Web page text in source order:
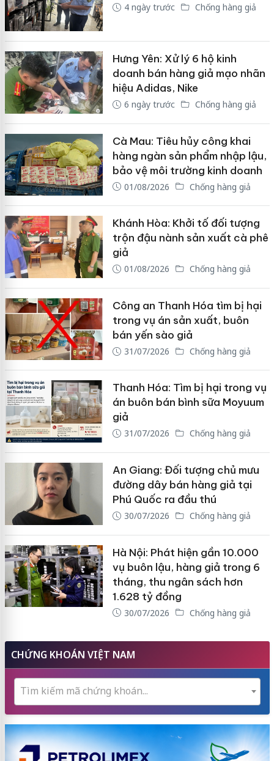
4 ngày trước Chống hàng giả
Hưng Yên: Xử lý 6 hộ kinh
doanh bán hàng giả mạo nhãn
hiệu Adidas, Nike
6 ngày trước Chống hàng giả
Cà Mau: Tiêu hủy công khai
hàng ngàn sản phẩm nhập lậu,
bảo vệ môi trường kinh doanh
01/08/2026 Chống hàng giả
Khánh Hòa: Khởi tố đối tượng
trộn đậu nành sản xuất cà phê
giả
01/08/2026 Chống hàng giả
Công an Thanh Hóa tìm bị hại
trong vụ án sản xuất, buôn
bán yến sào giả
31/07/2026 Chống hàng giả
Thanh Hóa: Tìm bị hại trong vụ
án buôn bán bình sữa Moyuum
giả
31/07/2026 Chống hàng giả
An Giang: Đối tượng chủ mưu
đường dây bán hàng giả tại
Phú Quốc ra đầu thú
30/07/2026 Chống hàng giả
Hà Nội: Phát hiện gần 10.000
vụ buôn lậu, hàng giả trong 6
tháng, thu ngân sách hơn
1.628 tỷ đồng
30/07/2026 Chống hàng giả
CHỨNG KHOÁN VIỆT NAM
Tìm kiếm mã chứng khoán...